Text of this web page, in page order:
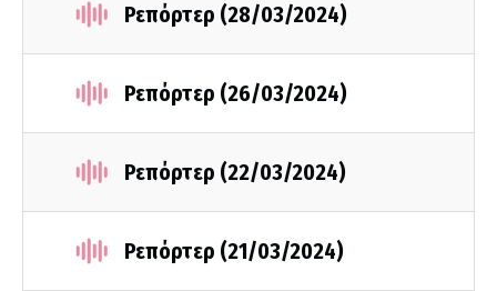
Ρεπόρτερ (28/03/2024)
Ρεπόρτερ (26/03/2024)
Ρεπόρτερ (22/03/2024)
Ρεπόρτερ (21/03/2024)